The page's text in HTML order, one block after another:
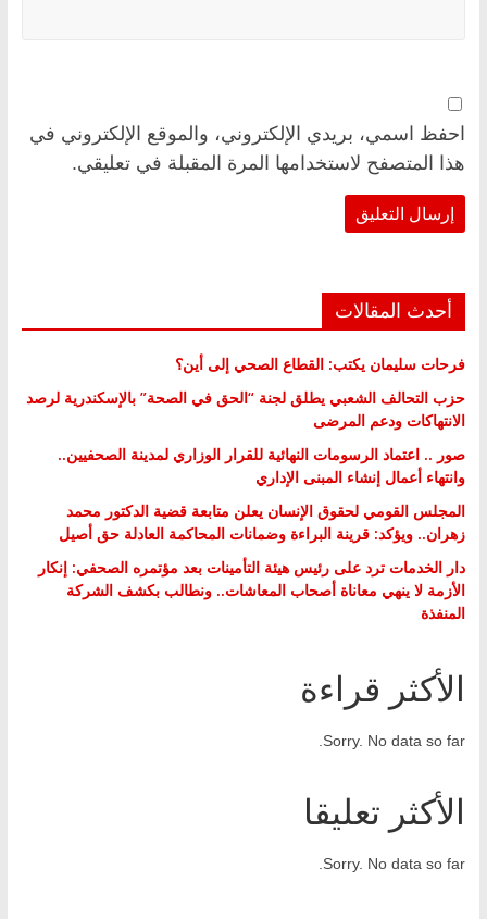
احفظ اسمي، بريدي الإلكتروني، والموقع الإلكتروني في
هذا المتصفح لاستخدامها المرة المقبلة في تعليقي.
أحدث المقالات
فرحات سليمان يكتب: القطاع الصحي إلى أين؟
حزب التحالف الشعبي يطلق لجنة “الحق في الصحة” بالإسكندرية لرصد
الانتهاكات ودعم المرضى
صور .. اعتماد الرسومات النهائية للقرار الوزاري لمدينة الصحفيين..
وانتهاء أعمال إنشاء المبنى الإداري
المجلس القومي لحقوق الإنسان يعلن متابعة قضية الدكتور محمد
زهران.. ويؤكد: قرينة البراءة وضمانات المحاكمة العادلة حق أصيل
دار الخدمات ترد على رئيس هيئة التأمينات بعد مؤتمره الصحفي: إنكار
الأزمة لا ينهي معاناة أصحاب المعاشات.. ونطالب بكشف الشركة
المنفذة
الأكثر قراءة
Sorry. No data so far.
الأكثر تعليقا
Sorry. No data so far.